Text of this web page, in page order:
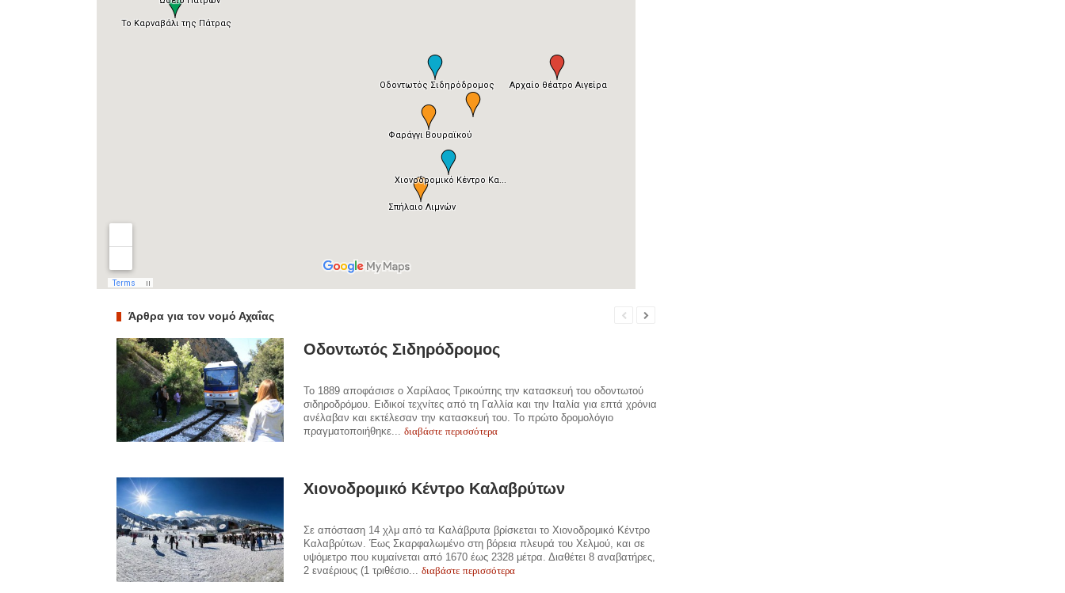
Άρθρα για τον νομό Αχαΐας
Οδοντωτός Σιδηρόδρομος
Το 1889 αποφάσισε ο Χαρίλαος Τρικούπης την κατασκευή του οδοντωτού
σιδηροδρόμου. Ειδικοί τεχνίτες από τη Γαλλία και την Ιταλία για επτά χρόνια
ανέλαβαν και εκτέλεσαν την κατασκευή του. Το πρώτο δρομολόγιο
πραγματοποιήθηκε...διαβάστε περισσότερα
Χιονοδρομικό Κέντρο Καλαβρύτων
Σε απόσταση 14 χλμ από τα Καλάβρυτα βρίσκεται το Χιονοδρομικό Κέντρο
Καλαβρύτων. Έως Σκαρφαλωμένο στη βόρεια πλευρά του Χελμού, και σε
υψόμετρο που κυμαίνεται από 1670 έως 2328 μέτρα. Διαθέτει 8 αναβατήρες,
2 εναέριους (1 τριθέσιο...διαβάστε περισσότερα